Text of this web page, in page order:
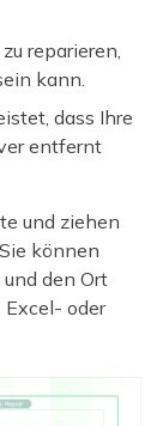
reparieren,
kann.
dass Ihre
entfernt
und ziehen
können
den Ort
oder